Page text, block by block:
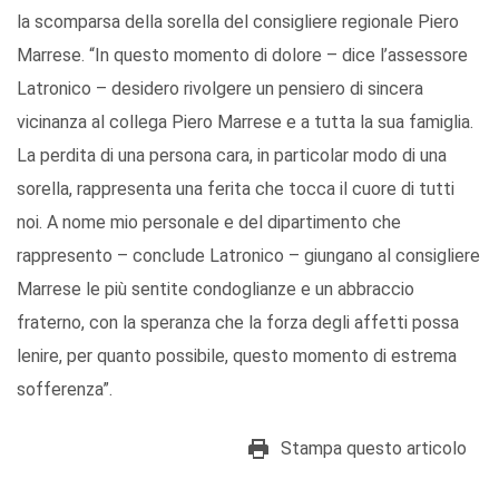
la scomparsa della sorella del consigliere regionale Piero
Marrese. “In questo momento di dolore – dice l’assessore
Latronico – desidero rivolgere un pensiero di sincera
vicinanza al collega Piero Marrese e a tutta la sua famiglia.
La perdita di una persona cara, in particolar modo di una
sorella, rappresenta una ferita che tocca il cuore di tutti
noi. A nome mio personale e del dipartimento che
rappresento – conclude Latronico – giungano al consigliere
Marrese le più sentite condoglianze e un abbraccio
fraterno, con la speranza che la forza degli affetti possa
lenire, per quanto possibile, questo momento di estrema
sofferenza”.
Stampa questo articolo